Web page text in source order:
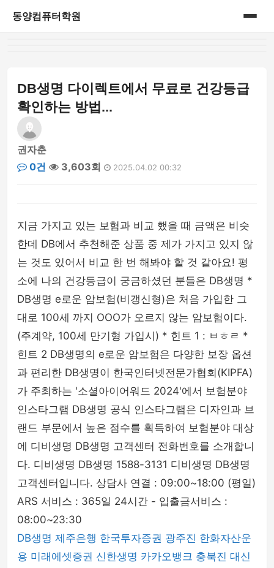
동양컴퓨터학원
DB생명 다이렉트에서 무료로 건강등급
확인하는 방법...
권자춘
0건
3,603회 2025.04.02 00:32
지금 가지고 있는 보험과 비교 했을 때 금액은 비슷
한데 DB에서 추천해준 상품 중 제가 가지고 있지 않
는 것도 있어서 비교 한 번 해봐야 할 것 같아요! 평
소에 나의 건강등급이 궁금하셨던 분들은 DB생명 *
DB생명 e로운 암보험(비갱신형)은 처음 가입한 그
대로 100세 까지 OOO가 오르지 않는 암보험이다.
(주계약, 100세 만기형 가입시) * 힌트 1 : ㅂㅎㄹ *
힌트 2 DB생명의 e로운 암보험은 다양한 보장 옵션
과 편리한 DB생명이 한국인터넷전문가협회(KIPFA)
가 주최하는 '소셜아이어워드 2024'에서 보험분야
인스타그램 DB생명 공식 인스타그램은 디자인과 브
랜드 부문에서 높은 점수를 획득하여 보험분야 대상
에 디비생명 DB생명 고객센터 전화번호를 소개합니
다. 디비생명 DB생명 1588-3131 디비생명 DB생명
고객센터입니다. 상담사 연결 : 09:00~18:00 (평일)
ARS 서비스 : 365일 24시간 - 입출금서비스 :
08:00~23:30
DB생명 제주은행 한국투자증권 광주진 한화자산운
용 미래에셋증권 신한생명 카카오뱅크 충북진 대신